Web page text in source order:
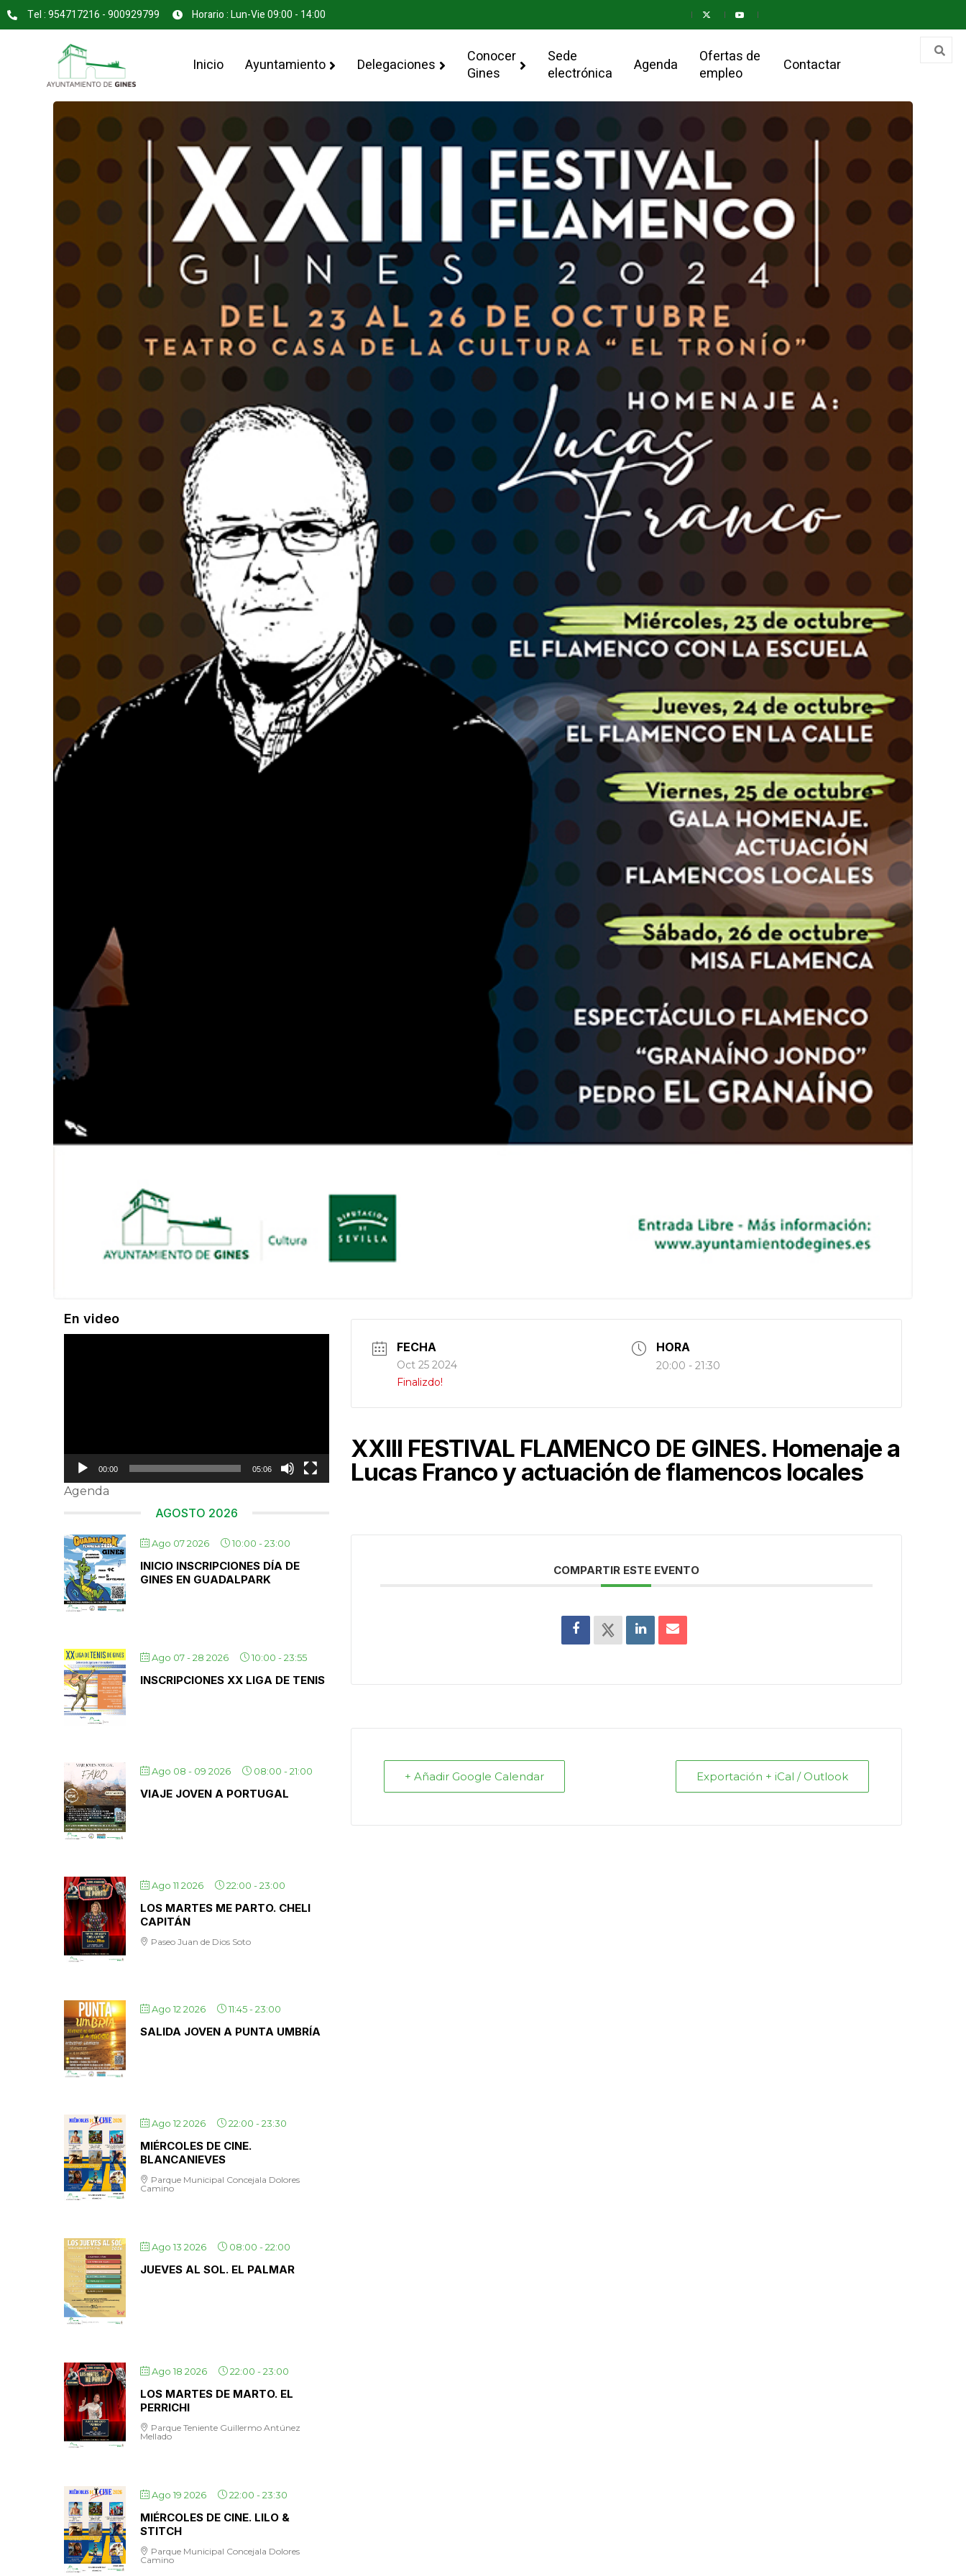
Tel : 954717216 - 900929799 Horario : Lun-Vie 09:00 - 14:00
Inicio Ayuntamiento Delegaciones
Conocer
Gines
Sede
electrónica
Agenda
Ofertas de
empleo
Contactar
En video
00:00 05:06
Agenda
AGOSTO 2026
Ago 07 2026 10:00 -23:00
INICIO INSCRIPCIONES DÍA DE
GINES EN GUADALPARK
Ago 07 - 28 2026 10:00 -23:55
INSCRIPCIONES XX LIGA DE TENIS
Ago 08 - 09 2026 08:00 -21:00
VIAJE JOVEN A PORTUGAL
Ago 11 2026 22:00 -23:00
LOS MARTES ME PARTO. CHELI
CAPITÁN
Paseo Juan de Dios Soto
Ago 12 2026 11:45-23:00
SALIDA JOVEN A PUNTA UMBRÍA
Ago 12 2026 22:00 -23:30
MIÉRCOLES DE CINE.
BLANCANIEVES
Parque Municipal Concejala Dolores
Camino
Ago 13 2026 08:00 -22:00
JUEVES AL SOL. EL PALMAR
Ago 18 2026 22:00 -23:00
LOS MARTES DE MARTO. EL
PERRICHI
Parque Teniente Guillermo Antúnez
Mellado
Ago 19 2026 22:00 -23:30
MIÉRCOLES DE CINE. LILO &
STITCH
Parque Municipal Concejala Dolores
Camino
FECHA
Oct 25 2024
Finalizdo!
HORA
20:00 - 21:30
XXIII FESTIVAL FLAMENCO DE GINES. Homenaje a
Lucas Franco y actuación de flamencos locales
COMPARTIR ESTE EVENTO
+ Añadir Google Calendar Exportación + iCal / Outlook